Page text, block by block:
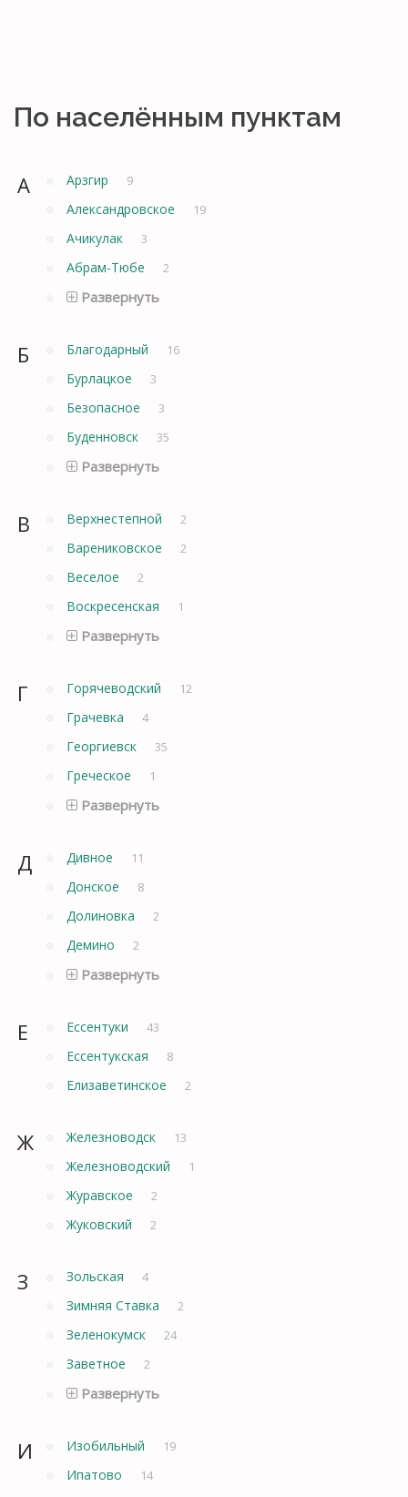
По населённым пунктам
А Арзгир 9
Александровское 19
Ачикулак 3
Абрам-Тюбе 2
Развернуть
Б Благодарный 16
Бурлацкое 3
Безопасное 3
Буденновск 35
Развернуть
В Верхнестепной 2
Варениковское 2
Веселое 2
Воскресенская 1
Развернуть
Г Горячеводский 12
Грачевка 4
Георгиевск 35
Греческое 1
Развернуть
Д Дивное 11
Донское 8
Долиновка 2
Демино 2
Развернуть
Е Ессентуки 43
Ессентукская 8
Елизаветинское 2
Ж Железноводск 13
Железноводский 1
Журавское 2
Жуковский 2
З Зольская 4
Зимняя Ставка 2
Зеленокумск 24
Заветное 2
Развернуть
И Изобильный 19
Ипатово 14